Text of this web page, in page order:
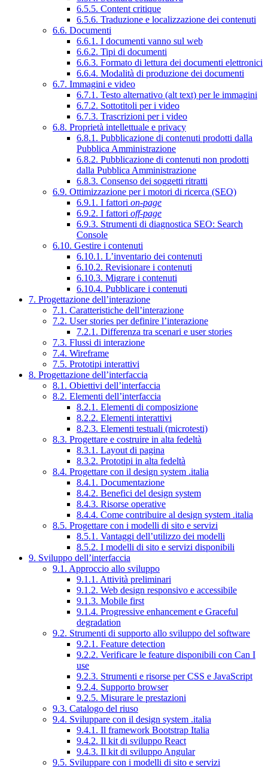
6.5.5. Content critique
6.5.6. Traduzione e localizzazione dei contenuti
6.6. Documenti
6.6.1. I documenti vanno sul web
6.6.2. Tipi di documenti
6.6.3. Formato di lettura dei documenti elettronici
6.6.4. Modalità di produzione dei documenti
6.7. Immagini e video
6.7.1. Testo alternativo (alt text) per le immagini
6.7.2. Sottotitoli per i video
6.7.3. Trascrizioni per i video
6.8. Proprietà intellettuale e privacy
6.8.1. Pubblicazione di contenuti prodotti dalla
Pubblica Amministrazione
6.8.2. Pubblicazione di contenuti non prodotti
dalla Pubblica Amministrazione
6.8.3. Consenso dei soggetti ritratti
6.9. Ottimizzazione per i motori di ricerca (SEO)
6.9.1. I fattori on-page
6.9.2. I fattori off-page
6.9.3. Strumenti di diagnostica SEO: Search
Console
6.10. Gestire i contenuti
6.10.1. L’inventario dei contenuti
6.10.2. Revisionare i contenuti
6.10.3. Migrare i contenuti
6.10.4. Pubblicare i contenuti
7. Progettazione dell’interazione
7.1. Caratteristiche dell’interazione
7.2. User stories per definire l’interazione
7.2.1. Differenza tra scenari e user stories
7.3. Flussi di interazione
7.4. Wireframe
7.5. Prototipi interattivi
8. Progettazione dell’interfaccia
8.1. Obiettivi dell’interfaccia
8.2. Elementi dell’interfaccia
8.2.1. Elementi di composizione
8.2.2. Elementi interattivi
8.2.3. Elementi testuali (microtesti)
8.3. Progettare e costruire in alta fedeltà
8.3.1. Layout di pagina
8.3.2. Prototipi in alta fedeltà
8.4. Progettare con il design system .italia
8.4.1. Documentazione
8.4.2. Benefici del design system
8.4.3. Risorse operative
8.4.4. Come contribuire al design system .italia
8.5. Progettare con i modelli di sito e servizi
8.5.1. Vantaggi dell’utilizzo dei modelli
8.5.2. I modelli di sito e servizi disponibili
9. Sviluppo dell’interfaccia
9.1. Approccio allo sviluppo
9.1.1. Attività preliminari
9.1.2. Web design responsivo e accessibile
9.1.3. Mobile first
9.1.4. Progressive enhancement e Graceful
degradation
9.2. Strumenti di supporto allo sviluppo del software
9.2.1. Feature detection
9.2.2. Verificare le feature disponibili con Can I
use
9.2.3. Strumenti e risorse per CSS e JavaScript
9.2.4. Supporto browser
9.2.5. Misurare le prestazioni
9.3. Catalogo del riuso
9.4. Sviluppare con il design system .italia
9.4.1. Il framework Bootstrap Italia
9.4.2. Il kit di sviluppo React
9.4.3. Il kit di sviluppo Angular
9.5. Sviluppare con i modelli di sito e servizi